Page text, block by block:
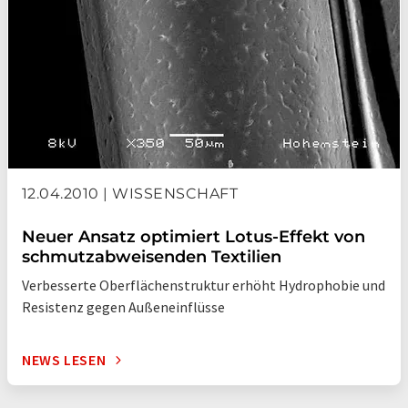
12.04.2010 | WISSENSCHAFT
Neuer Ansatz optimiert Lotus-Effekt von
schmutzabweisenden Textilien
Verbesserte Oberflächenstruktur erhöht Hydrophobie und
Resistenz gegen Außeneinflüsse
NEWS LESEN